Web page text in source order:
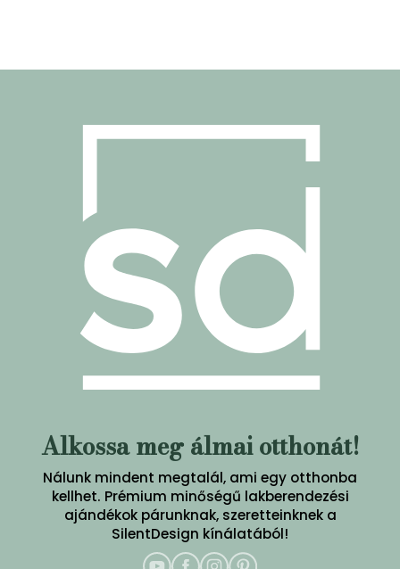
Alkossa meg álmai otthonát!
Nálunk mindent megtalál, ami egy otthonba
kellhet. Prémium minőségű lakberendezési
ajándékok párunknak, szeretteinknek a
SilentDesign kínálatából!